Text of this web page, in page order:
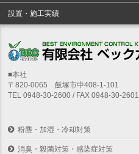
設置・施工実績
■本社
〒820-0065 飯塚市中408-1-101
TEL 0948-30-2600 / FAX 0948-30-2601
粉塵・加湿・冷却対策
消臭・殺菌対策・感染症対策